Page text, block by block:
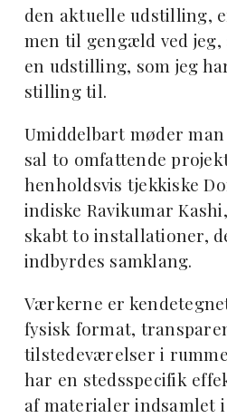
den aktuelle udstilling,
men til gengæld ved
en udstilling, som jeg
stilling til.
Umiddelbart møder
sal to omfattende
henholdsvis tjekkiske
indiske Ravikumar
skabt to installationer,
indbyrdes samklang.
Værkerne er
fysisk format,
tilstedeværelser i
har en stedsspecifik
af materialer indsamlet